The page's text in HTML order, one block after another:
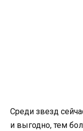
Среди звезд
и выгодно, тем